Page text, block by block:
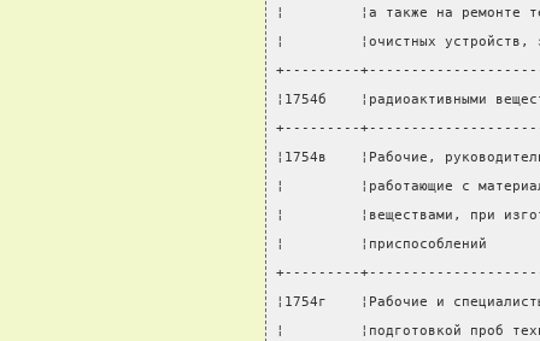
¦         ¦а также на ремонте
¦         ¦очистных
+---------
¦1754б
+---------
¦1754в    ¦Рабочие,
¦         ¦работающие с
¦         ¦веществами, при
¦
+---------
¦1754г    ¦Рабочие и
¦         ¦подготовкой проб